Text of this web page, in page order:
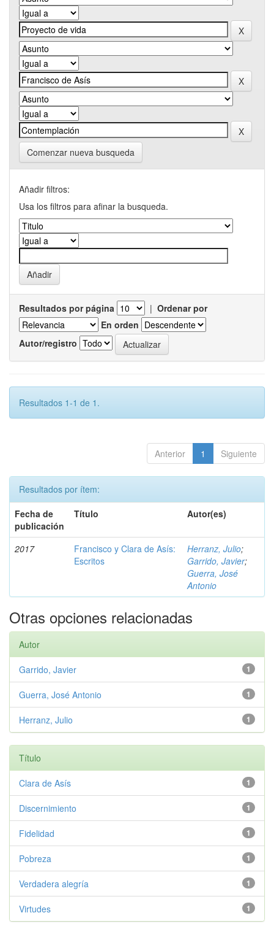
Comenzar nueva busqueda
Añadir filtros:
Usa los filtros para afinar la busqueda.
Resultados por página | Ordenar por
En orden
Autor/registro
Resultados 1-1 de 1.
Anterior 1 Siguiente
Resultados por ítem:
Fecha de
publicación
Título Autor(es)
2017
Francisco y Clara de Asís:
Escritos
Herranz, Julio;
Garrido, Javier;
Guerra, José
Antonio
Otras opciones relacionadas
Autor
1
Garrido, Javier
1
Guerra, José Antonio
1
Herranz, Julio
Título
1
Clara de Asís
1
Discernimiento
1
Fidelidad
1
Pobreza
1
Verdadera alegría
1
Virtudes